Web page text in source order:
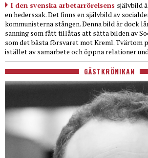
I den svenska arbetarrörelsens självbild
en hederssak. Det finns en självbild av
kommunisterna stången. Denna bild är dock
sanning som fått tillåtas att sätta bilden av
som det bästa försvaret mot Kreml. Tvärtom
istället av samarbete och öppna relationer
GÄSTKRÖNIKAN